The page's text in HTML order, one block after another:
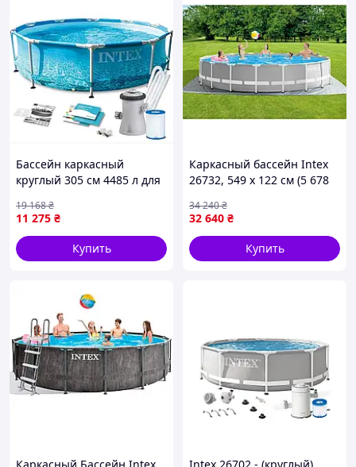
Бассейн каркасный
круглый 305 см 4485 л для
синій Intex FK-14054
11 275 ₴
19 168₴
Купить
Каркасный бассейн Intex
26732, 549 x 122 см (5 678
лестница, подстилка, тент)
32 640 ₴
34 240₴
Купить